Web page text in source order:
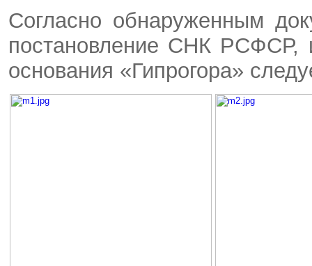
Согласно обнаруженным
постановление СНК РСФСР,
основания «Гипрогора»